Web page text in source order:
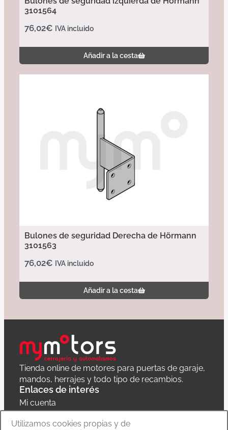
3101564
76,02€ IVA incluido
Añadir a la cesta
Bulones de seguridad Derecha de Hörmann
3101563
76,02€ IVA incluido
Añadir a la cesta
Tienda online de motores para puertas de garaje,
mandos, herrajes y todo tipo de recambios.
Enlaces de interés
Mi cuenta
Política de privacidad
Utilizamos cookies propias y de